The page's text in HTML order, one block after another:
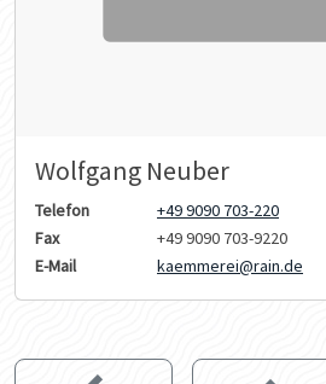
Wolfgang Neuber
Telefon
+49 9090 703-220
Fax
+49 9090 703-9220
E-Mail
kaemmerei@rain.de